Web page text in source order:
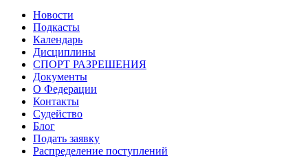
Новости
Подкасты
Календарь
Дисциплины
СПОРТ РАЗРЕШЕНИЯ
Документы
О Федерации
Контакты
Судейство
Блог
Подать заявку
Распределение поступлений